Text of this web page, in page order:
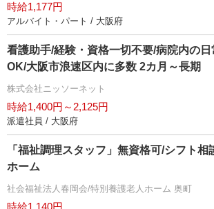
時給1,177円
アルバイト・パート / 大阪府
看護助手/経験・資格一切不要/病院内の
OK/大阪市浪速区内に多数 2カ月～長期
株式会社ニッソーネット
時給1,400円～2,125円
派遣社員 / 大阪府
「福祉調理スタッフ」無資格可/シフト相
ホーム
社会福祉法人春岡会/特別養護老人ホーム 奥町
時給1,140円